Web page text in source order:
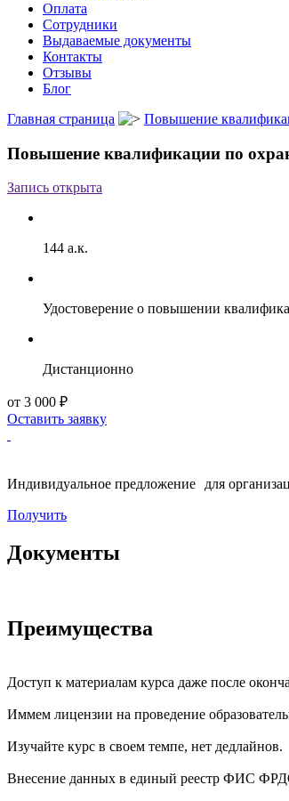
Оплата
Сотрудники
Выдаваемые документы
Контакты
Отзывы
Блог
Главная страница
Повышение
Повышение квалификации по
Запись открыта
144 а.к.
Удостоверение о повышении
Дистанционно
от 3 000 ₽
Оставить заявку
Индивидуальное предложение для
Получить
Документы
Преимущества
Доступ к материалам курса даже после
Иммем лицензии на проведение
Изучайте курс в своем темпе, нет дедлайнов.
Внесение данных в единый реестр ФИС